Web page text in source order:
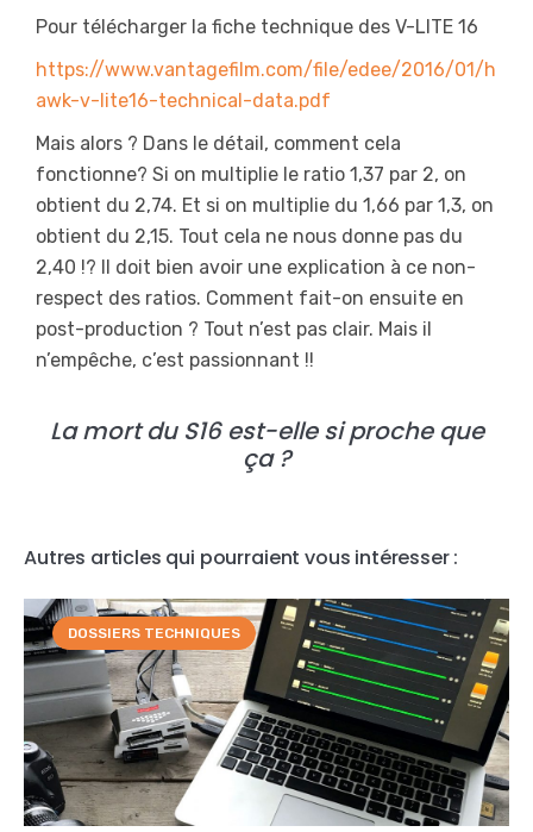
Pour télécharger la fiche technique des V-LITE 16
https://www.vantagefilm.com/file/edee/2016/01/h
awk-v-lite16-technical-data.pdf
Mais alors ? Dans le détail, comment cela
fonctionne? Si on multiplie le ratio 1,37 par 2, on
obtient du 2,74. Et si on multiplie du 1,66 par 1,3, on
obtient du 2,15. Tout cela ne nous donne pas du
2,40 !? Il doit bien avoir une explication à ce non-
respect des ratios. Comment fait-on ensuite en
post-production ? Tout n’est pas clair. Mais il
n’empêche, c’est passionnant !!
La mort du S16 est-elle si proche que
ça ?
Autres articles qui pourraient vous intéresser :
DOSSIERS TECHNIQUES